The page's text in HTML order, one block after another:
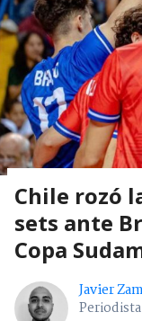
Chile rozó
sets ante
Copa
Javier